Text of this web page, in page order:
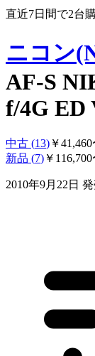
直近7日間で2台
ニコン
AF-S
f/4G ED
中古 (13) ￥41,460
新品 (7) ￥ 116,700
2010年9月22日